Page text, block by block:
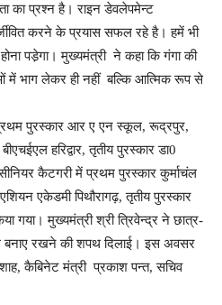
का प्रश्न है। राइन डेवलेपमेन्ट
करने के प्रयास सफल रहे है। हमें भी
पडे़गा। मुख्यमंत्री ने कहा कि गंगा की
में भाग लेकर ही नहीं बल्कि आत्मिक रूप से
पुरस्कार आर ए एन स्कूल, रूद्रपुर,
हरिद्वार, तृतीय पुरस्कार डा0
कैटगरी में प्रथम पुरस्कार कुर्माचंल
एकेडमी पिथौरागढ़, तृतीय पुरस्कार
गया। मुख्यमंत्री श्री त्रिवेन्द्र ने छात्र-
बनाए रखने की शपथ दिलाई। इस अवसर
शाह, कैबिनेट मंत्री प्रकाश पन्त, सचिव